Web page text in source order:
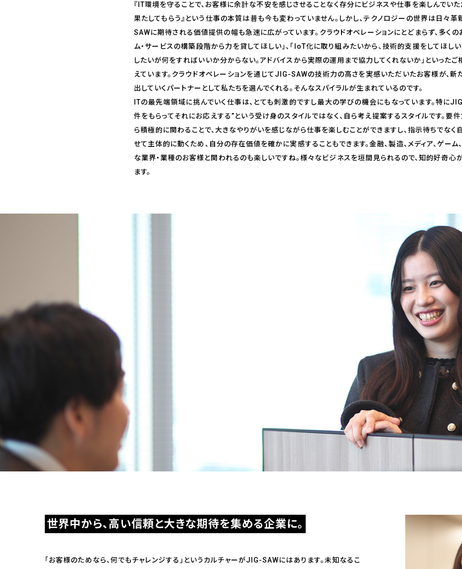
『IT環境を守ることで、お客様に余計な不安を感じさせることなく存分にビジネスや仕事を楽しんでいた
果たしてもらう』という仕事の本質は昔も今も変わっていません。しかし、テクノロジーの世界は日々革
SAWに期待される価値提供の幅も急速に広がっています。クラウドオペレーションにとどまらず、多くの
ム・サービスの構築段階から力を貸してほしい」、「IoT化に取り組みたいから、技術的支援をしてほしい
したいが何をすればいいか分からない。アドバイスから実際の運用まで協力してくれないか」といったご
えています。クラウドオペレーションを通じてJIG-SAWの技術力の高さを実感いただいたお客様が、新
出していくパートナーとして私たちを選んでくれる。そんなスパイラルが生まれているのです。
ITの最先端領域に挑んでいく仕事は、とても刺激的ですし最大の学びの機会にもなっています。特に
件をもらってそれにお応えする”という受け身のスタイルではなく、自ら考え提案するスタイルです。要
ら積極的に関わることで、大きなやりがいを感じながら仕事を楽しむことができますし、指示待ちでなく
せて主体的に動くため、自分の存在価値を確かに実感することもできます。金融、製造、メディア、ゲーム
な業界・業種のお客様と関われるのも楽しいですね。様々なビジネスを垣間見られるので、知的好奇心
ます。
世界中から、高い信頼と大きな期待を集める企業に。
「お客様のためなら、何でもチャレンジする」というカルチャーがJIG-SAWにはあります。未知なるこ